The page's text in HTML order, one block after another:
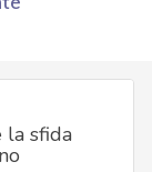
la sfida